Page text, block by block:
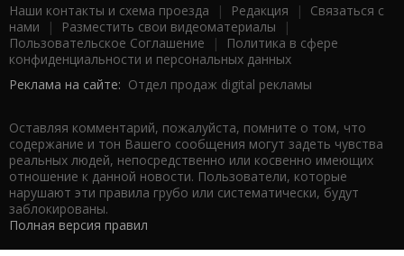
Наши контакты и схема проезда | Редакция | Связаться с
нами | Разместить свои видеоматериалы |
Пользовательское Соглашение |
Политика в сфере
конфиденциальности и персональных данных
Реклама на сайте: Отдел продаж digital рекламы
Оставляя комментарий, пожалуйста, помните о том, что
содержание и тон Вашего сообщения могут задеть чувства
реальных людей, непосредственно или косвенно имеющих
отношение к данной новости. Пользователи, которые
нарушают эти правила грубо или систематически, будут
заблокированы.
Полная версия правил